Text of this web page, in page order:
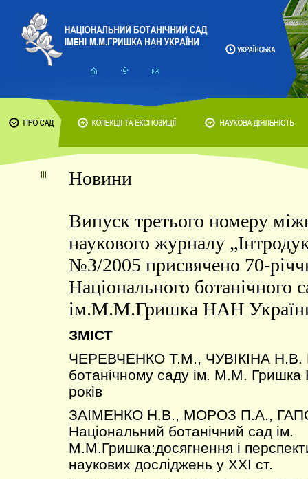
Новини
Випуск третього номеру
наукового журналу
№3/2005 присвячено 70-
Національного ботанічного
ім.М.М.Гришка НАН
ЗМІСТ
ЧЕРЕВЧЕНКО Т.М., ЧУВIКIНА Н.В.
ботанічному саду ім. М.М. Гришка
років
ЗАІМЕНКО Н.В., МОРОЗ П.А.,
Національний ботанічний сад ім.
М.М.Гришка:досягнення і
наукових досліджень у ХХІ ст.